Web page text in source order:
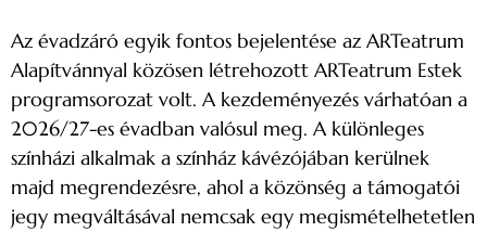
Az évadzáró egyik fontos bejelentése az ARTeatrum
Alapítvánnyal közösen létrehozott ARTeatrum Estek
programsorozat volt. A kezdeményezés várhatóan a
2026/27-es évadban valósul meg. A különleges
színházi alkalmak a színház kávézójában kerülnek
majd megrendezésre, ahol a közönség a támogatói
jegy megváltásával nemcsak egy megismételhetetlen